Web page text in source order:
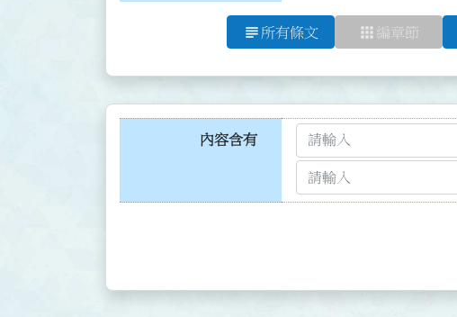
subject 所有條文 apps 編章節
內容含有